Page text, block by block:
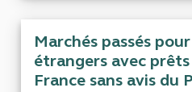
Marchés passés
étrangers avec
France sans avis du